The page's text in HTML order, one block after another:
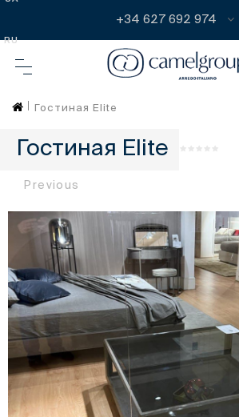
RU
+34 627 692 974
Гостиная Elite
Гостиная Elite
Previous